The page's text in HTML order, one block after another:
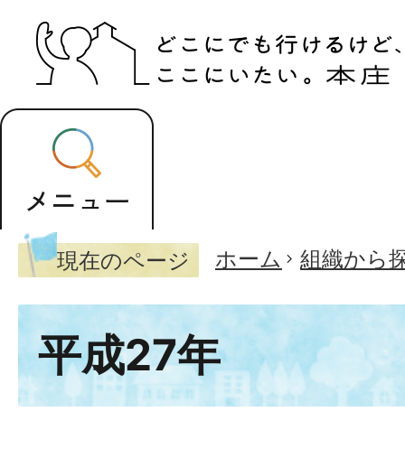
現在のページ ホーム 組織から
平成27年